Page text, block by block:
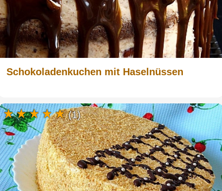
Schokoladenkuchen mit Haselnüssen
(1)